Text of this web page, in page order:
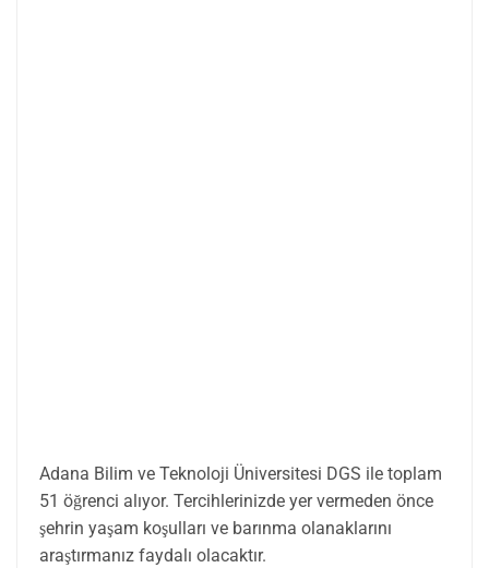
Adana Bilim ve Teknoloji Üniversitesi DGS ile toplam
51 öğrenci alıyor. Tercihlerinizde yer vermeden önce
şehrin yaşam koşulları ve barınma olanaklarını
araştırmanız faydalı olacaktır.